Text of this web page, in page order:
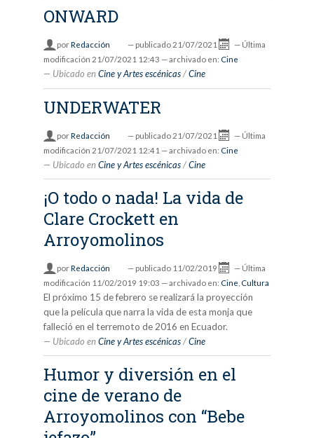
ONWARD
porRedacción — publicado 21/07/2021 — Última
modificación 21/07/2021 12:43 — archivado en: Cine
Ubicado en Cine y Artes escénicas /Cine
UNDERWATER
porRedacción — publicado 21/07/2021 — Última
modificación 21/07/2021 12:41 — archivado en: Cine
Ubicado en Cine y Artes escénicas /Cine
¡O todo o nada! La vida de
Clare Crockett en
Arroyomolinos
porRedacción — publicado 11/02/2019 — Última
modificación 11/02/2019 19:03 — archivado en: Cine Cultura
El próximo 15 de febrero se realizará la proyección
que la película que narra la vida de esta monja que
falleció en el terremoto de 2016 en Ecuador.
Ubicado en Cine y Artes escénicas /Cine
Humor y diversión en el
cine de verano de
Arroyomolinos con “Bebe